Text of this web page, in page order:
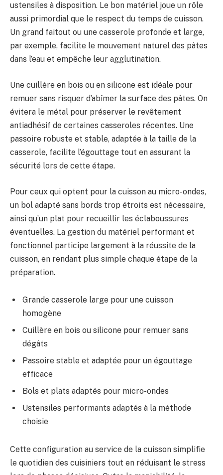
ustensiles à disposition. Le bon matériel joue un rôle
aussi primordial que le respect du temps de cuisson.
Un grand faitout ou une casserole profonde et large,
par exemple, facilite le mouvement naturel des pâtes
dans l’eau et empêche leur agglutination.
Une cuillère en bois ou en silicone est idéale pour
remuer sans risquer d’abîmer la surface des pâtes. On
évitera le métal pour préserver le revêtement
antiadhésif de certaines casseroles récentes. Une
passoire robuste et stable, adaptée à la taille de la
casserole, facilite l’égouttage tout en assurant la
sécurité lors de cette étape.
Pour ceux qui optent pour la cuisson au micro-ondes,
un bol adapté sans bords trop étroits est nécessaire,
ainsi qu’un plat pour recueillir les éclaboussures
éventuelles. La gestion du matériel performant et
fonctionnel participe largement à la réussite de la
cuisson, en rendant plus simple chaque étape de la
préparation.
Grande casserole large pour une cuisson
homogène
Cuillère en bois ou silicone pour remuer sans
dégâts
Passoire stable et adaptée pour un égouttage
efficace
Bols et plats adaptés pour micro-ondes
Ustensiles performants adaptés à la méthode
choisie
Cette configuration au service de la cuisson simplifie
le quotidien des cuisiniers tout en réduisant le stress